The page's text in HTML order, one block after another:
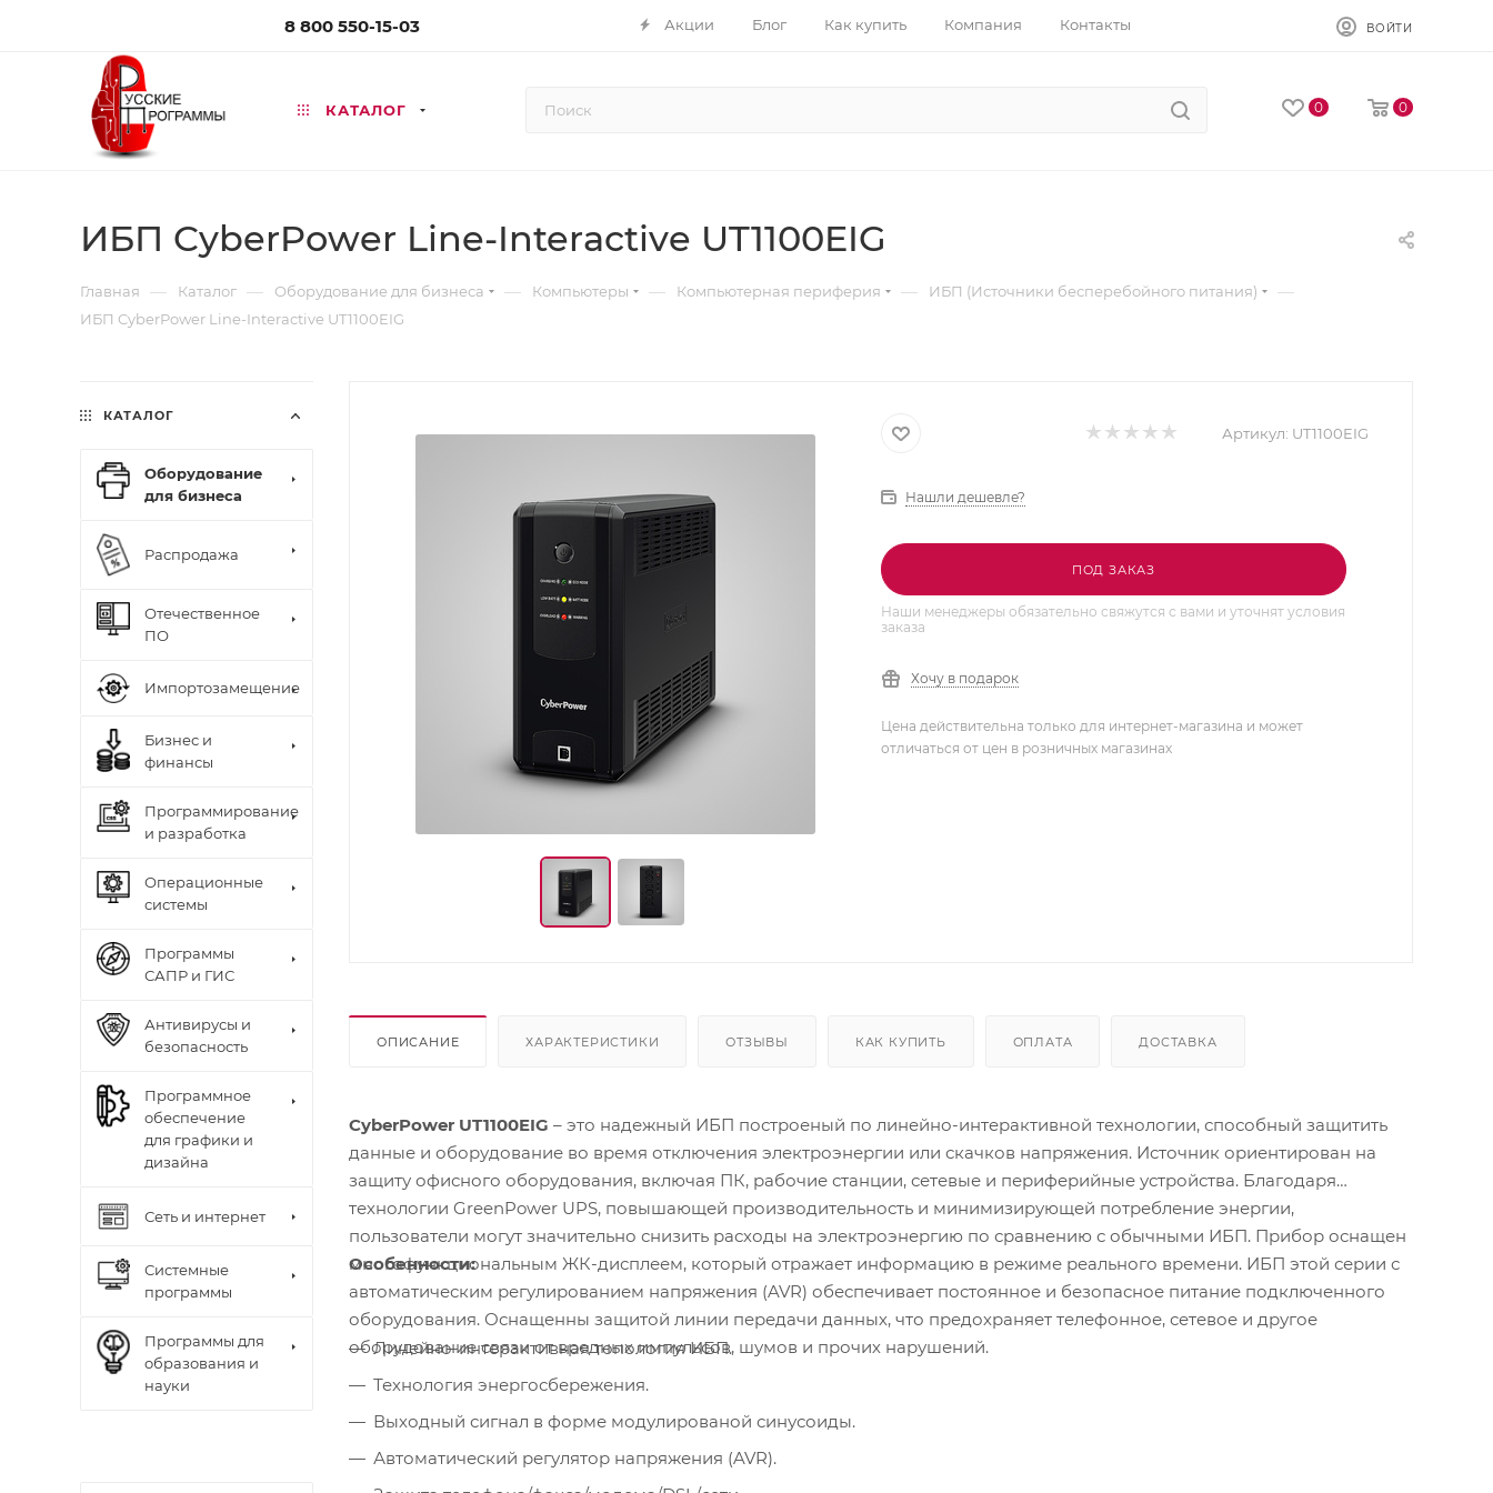
8 800 550-15-03 Акции Блог Как купить Компания Контакты ВОЙТИ
КАТАЛОГ 0 0
ИБП CyberPower Line-Interactive UT1100EIG
Главная — Каталог — Оборудование для бизнеса — Компьютеры — Компьютерная периферия — ИБП (Источники бесперебойного питания) —
ИБП CyberPower Line-Interactive UT1100EIG
Артикул: UT1100EIG
Нашли дешевле?
ПОД ЗАКАЗ
Наши менеджеры обязательно свяжутся с вами и уточнят условия
заказа
Хочу в подарок
Цена действительна только для интернет-магазина и может
отличаться от цен в розничных магазинах
ОПИСАНИЕ ХАРАКТЕРИСТИКИ ОТЗЫВЫ КАК КУПИТЬ ОПЛАТА ДОСТАВКА
CyberPower UT1100EIG – это надежный ИБП построеный по линейно-интерактивной технологии, способный защитить
данные и оборудование во время отключения электроэнергии или скачков напряжения. Источник ориентирован на
защиту офисного оборудования, включая ПК, рабочие станции, сетевые и периферийные устройства. Благодаря
технологии GreenPower UPS, повышающей производительность и минимизирующей потребление энергии,
пользователи могут значительно снизить расходы на электроэнергию по сравнению с обычными ИБП. Прибор оснащен
многофункциональным ЖК-дисплеем, который отражает информацию в режиме реального времени. ИБП этой серии с
автоматическим регулированием напряжения (AVR) обеспечивает постоянное и безопасное питание подключенного
оборудования. Оснащенны защитой линии передачи данных, что предохраняет телефонное, сетевое и другое
оборудование связи от вредных импульсов, шумов и прочих нарушений.
Особенности:
Линейно-интерактивная топология ИБП.
Технология энергосбережения.
Выходный сигнал в форме модулированой синусоиды.
Автоматический регулятор напряжения (AVR).
КАТАЛОГ
Оборудование
для бизнеса
Распродажа
Отечественное
ПО
Импортозамещение
Бизнес и
финансы
Программирование
и разработка
Операционные
системы
Программы
САПР и ГИС
Антивирусы и
безопасность
Программное
обеспечение
для графики и
дизайна
Сеть и интернет
Системные
программы
Программы для
образования и
науки